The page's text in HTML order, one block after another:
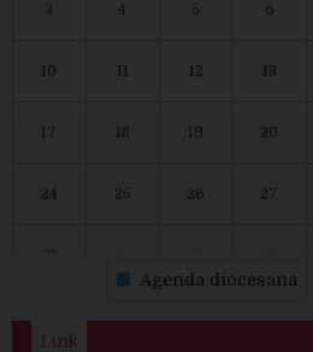
3 4 5 6
10 11 12 13
17 18 19 20
24 25 26 27
31
Agenda diocesana
Link